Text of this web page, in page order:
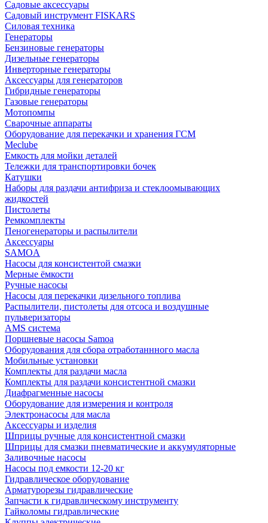
Садовые аксессуары
Садовый инструмент FISKARS
Силовая техника
Генераторы
Бензиновые генераторы
Дизельные генераторы
Инверторные генераторы
Аксессуары для генераторов
Гибридные генераторы
Газовые генераторы
Мотопомпы
Сварочные аппараты
Оборудование для перекачки и хранения ГСМ
Meclube
Емкость для мойки деталей
Тележки для транспортировки бочек
Катушки
Наборы для раздачи антифриза и стеклоомывающих
жидкостей
Пистолеты
Ремкомплекты
Пеногенераторы и распылители
Аксессуары
SAMOA
Насосы для консистентой смазки
Мерные ёмкости
Ручные насосы
Насосы для перекачки дизельного топлива
Распылители, пистолеты для отсоса и воздушные
пульверизаторы
AMS система
Поршневые насосы Samoa
Оборудования для сбора отработаннного масла
Мобильные установки
Комплекты для раздачи масла
Комплекты для раздачи консистентной смазки
Диафрагменные насосы
Оборудование для измерения и контроля
Электронасосы для масла
Аксессуары и изделия
Шприцы ручные для консистентной смазки
Шприцы для смазки пневматические и аккумуляторные
Заливочные насосы
Насосы под емкости 12-20 кг
Гидравлическое оборудование
Арматурорезы гидравлические
Запчасти к гидравлическому инструменту
Гайколомы гидравлические